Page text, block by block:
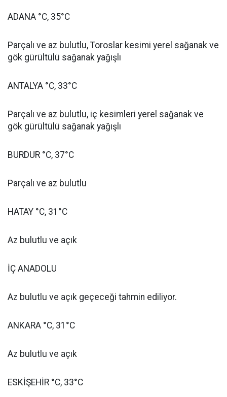
ADANA °C, 35°C
Parçalı ve az bulutlu, Toroslar kesimi yerel sağanak ve
gök gürültülü sağanak yağışlı
ANTALYA °C, 33°C
Parçalı ve az bulutlu, iç kesimleri yerel sağanak ve
gök gürültülü sağanak yağışlı
BURDUR °C, 37°C
Parçalı ve az bulutlu
HATAY °C, 31°C
Az bulutlu ve açık
İÇ ANADOLU
Az bulutlu ve açık geçeceği tahmin ediliyor.
ANKARA °C, 31°C
Az bulutlu ve açık
ESKİŞEHİR °C, 33°C